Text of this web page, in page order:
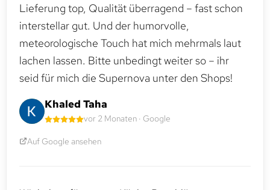
Lieferung top, Qualität überragend – fast schon
interstellar gut. Und der humorvolle,
meteorologische Touch hat mich mehrmals laut
lachen lassen. Bitte unbedingt weiter so – ihr
seid für mich die Supernova unter den Shops!
Khaled Taha
vor 2 Monaten · Google
Auf Google ansehen